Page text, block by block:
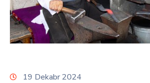
Milliy
Katalog
Matbuot
19 Dekabr 2024